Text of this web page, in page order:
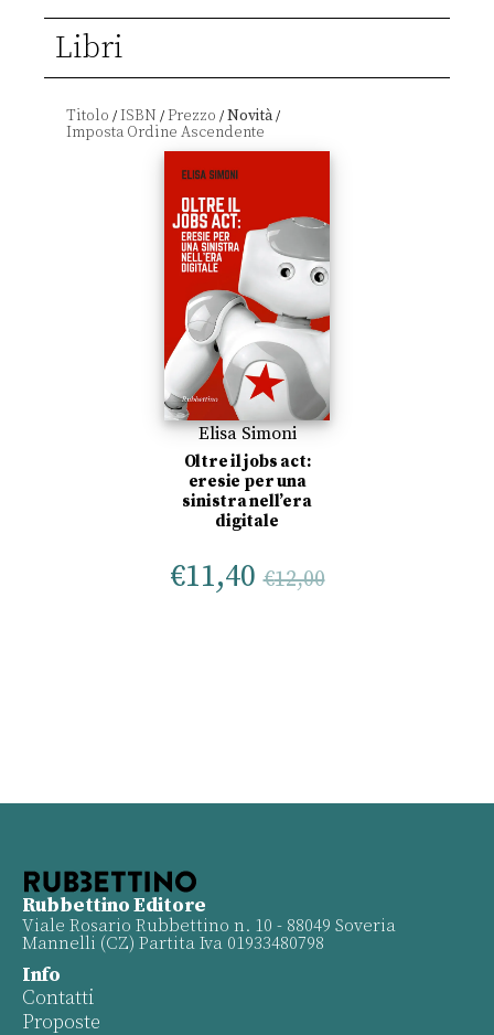
Libri
Titolo /ISBN /Prezzo /Novità/
Elisa Simoni
Oltre il jobs act:
eresie per una
sinistra nell’era
digitale
€11,40 €12,00
Rubbettino Editore
Viale Rosario Rubbettino n. 10 - 88049 Soveria
Mannelli (CZ) Partita Iva 01933480798
Info
Contatti
Proposte